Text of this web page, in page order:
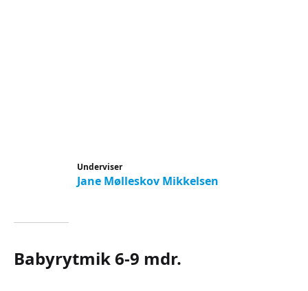
Underviser
Jane Mølleskov Mikkelsen
Babyrytmik 6-9 mdr.